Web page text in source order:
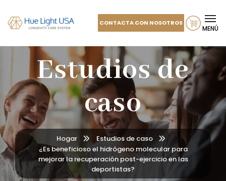
CONTACTA CON NOSOTROS
MENÚ
Estudios de
caso
Hogar
Estudios de caso
¿Es beneficioso el hidrógeno molecular para
mejorar la recuperación post-ejercicio en las
deportistas?